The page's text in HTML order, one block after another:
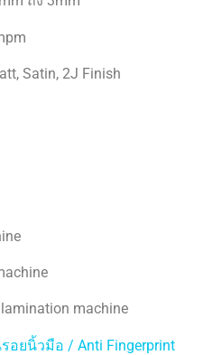
Satin, 2J Finish
machine
อยนิ้วมือ / Anti Fingerprint